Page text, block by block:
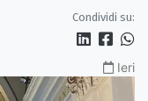
Condividi su:
Ieri